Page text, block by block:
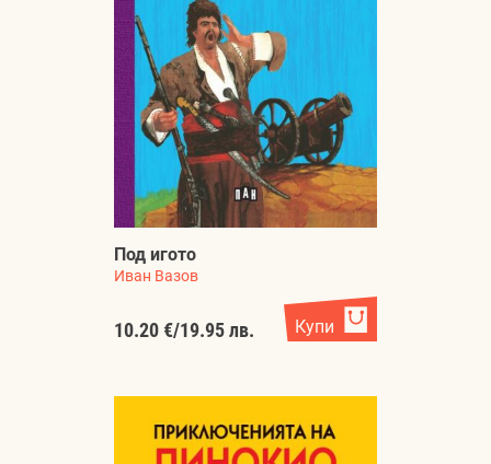
Под игото
Иван Вазов
10.20 €/19.95 лв. Купи